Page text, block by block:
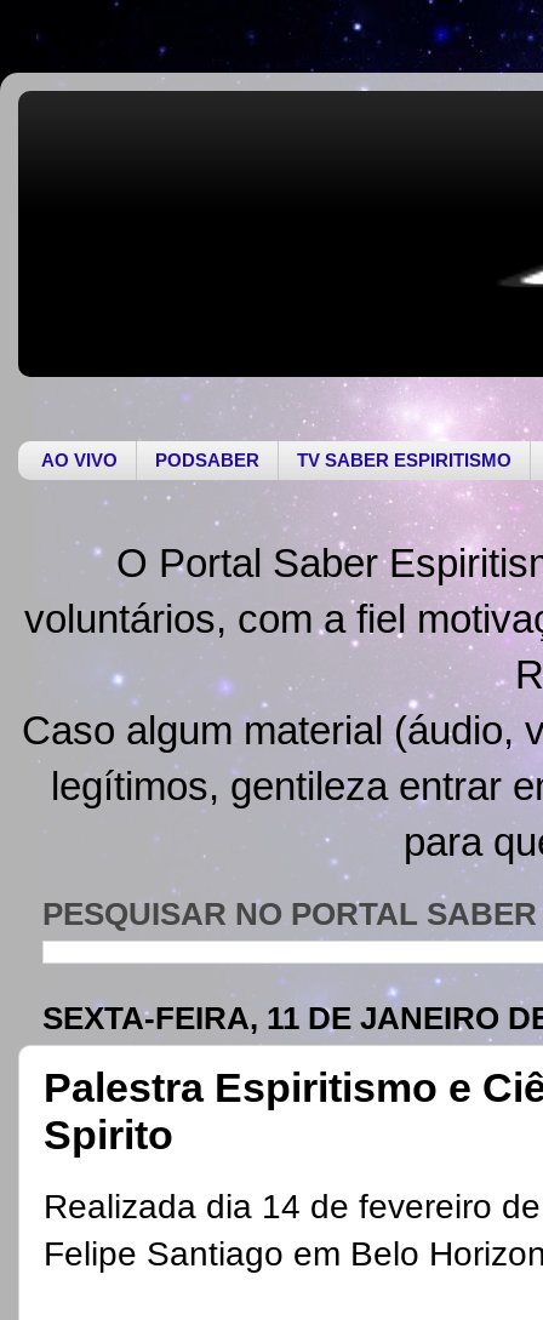
AO VIVO PODSABER TV SABER ESPIRITISMO
O Portal Saber
voluntários, com a fiel
Caso algum material (áudio,
legítimos, gentileza entrar
para
PESQUISAR NO PORTAL
SEXTA-FEIRA, 11 DE JANEIRO
Palestra Espiritismo e
Spirito
Realizada dia 14 de fevereiro
Felipe Santiago em Belo